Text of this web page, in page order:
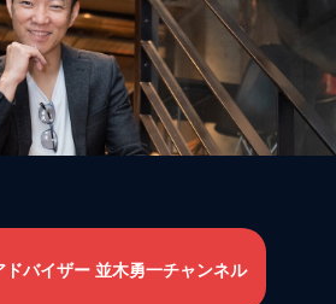
ドバイザー 並木勇一チャンネル